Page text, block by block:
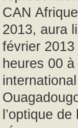
CAN
2013, aura
février 2013
heures 00 à
l’optique de